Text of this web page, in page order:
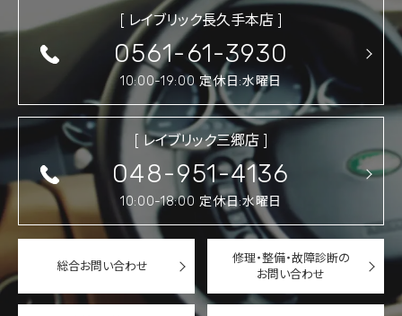
[ レイブリック長久手本店 ]
0561-61-3930
10:00-19:00 定休日:水曜日
[ レイブリック三郷店 ]
048-951-4136
10:00-18:00 定休日:水曜日
総合お問い合わせ
修理・整備・故障診断の
お問い合わせ